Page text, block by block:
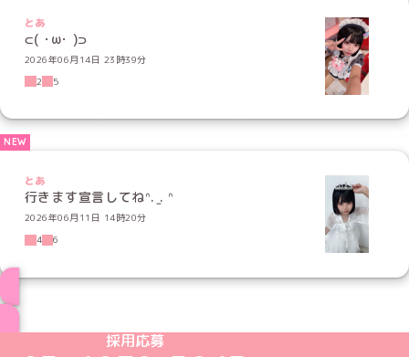
とあ
⊂( ･ω･ )⊃
2026年06月14日 23時39分
2
5
とあ
行きます宣言してねᐢ. ̫. ᐢ
2026年06月11日 14時20分
4
6
めいどりーみんTikTok公式アカウント
めいどりーみんX公式アカウント
めいどりーみんInstagram公式アカウント
めいどりーみんFacebook公式アカウン
めいどりーみんYouTube公式アカ
採用応募